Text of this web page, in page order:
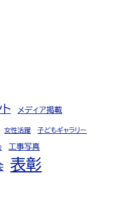
メディア掲載
女性活躍 子どもギャラリー
工事写真
表彰